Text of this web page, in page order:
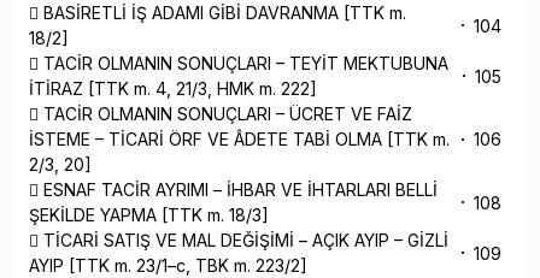
 BASİRETLİ İŞ ADAMI GİBİ DAVRANMA [TTK m.
18/2]
104
 TACİR OLMANIN SONUÇLARI – TEYİT MEKTUBUNA
İTİRAZ [TTK m. 4, 21/3, HMK m. 222]
105
 TACİR OLMANIN SONUÇLARI – ÜCRET VE FAİZ
İSTEME – TİCARİ ÖRF VE ÂDETE TABİ OLMA [TTK m.
2/3, 20]
106
 ESNAF TACİR AYRIMI – İHBAR VE İHTARLARI BELLİ
ŞEKİLDE YAPMA [TTK m. 18/3]
108
 TİCARİ SATIŞ VE MAL DEĞİŞİMİ – AÇIK AYIP – GİZLİ
AYIP [TTK m. 23/1–c, TBK m. 223/2]
109